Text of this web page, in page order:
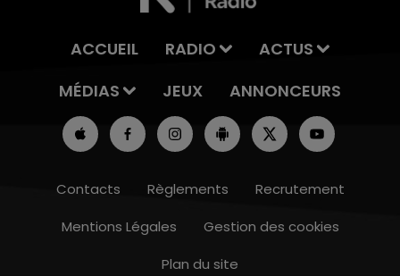
16h00 - 20h00
ACCUEIL RADIO
ACTUS
MÉDIAS
JEUX ANNONCEURS
Contacts Règlements
Recrutement
Mentions Légales
Gestion des cookies
Plan du site